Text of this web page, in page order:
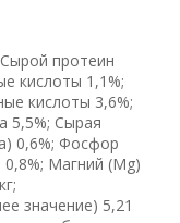
Сырой протеин
кислоты 1,1%;
кислоты 3,6%;
5,5%; Сырая
0,6%; Фосфор
0,8%; Магний (Mg)
значение) 5,21